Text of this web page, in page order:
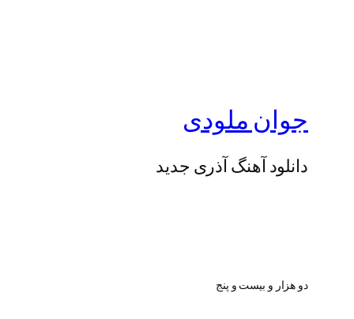
جوان ملودی
دانلود آهنگ آذری جدید
دو هزار و بیست و پنج